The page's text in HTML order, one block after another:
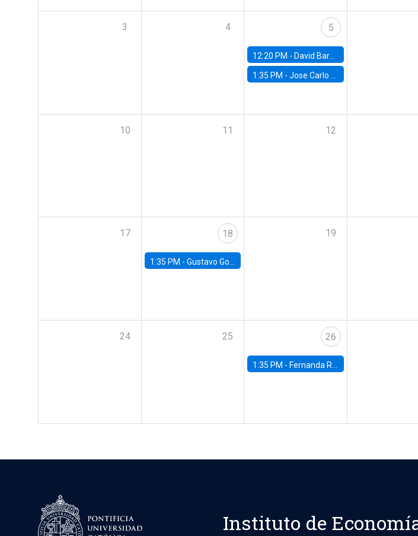
3 4 5
12:20 PM - David Bardey, Universidad de los Andes - CEDE
1:35 PM -Jose Carlo Bermudez, UC (ME) & World Bank
10 11 12
17 18
1:35 PM - Gustavo González, Banco Central de Chile
19
24 25 26
1:35 PM - Fernanda Rojas Ampuero, University of Wisconsin-Madison
Instituto de